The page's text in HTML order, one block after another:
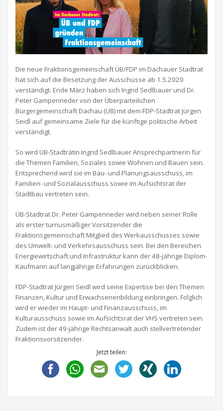
Die neue Fraktionsgemeinschaft ÜB/FDP im Dachauer Stadtrat
hat sich auf die Besetzung der Ausschüsse ab 1.5.2020
verständigt. Ende März haben sich Ingrid Sedlbauer und Dr.
Peter Gampenrieder von der Überparteilichen
Bürgergemeinschaft Dachau (ÜB) mit dem FDP-Stadtrat Jürgen
Seidl auf gemeinsame Ziele für die künftige politische Arbeit
verständigt.
So wird ÜB-Stadträtin Ingrid Sedlbauer Ansprechpartnerin für
die Themen Familien, Soziales sowie Wohnen und Bauen sein.
Entsprechend wird sie im Bau- und Planungsausschuss, im
Familien- und Sozialausschuss sowie im Aufsichtsrat der
Stadtbau vertreten sein.
ÜB-Stadtrat Dr. Peter Gampenrieder wird neben seiner Rolle
als erster turnusmäßiger Vorsitzender die
Fraktionsgemeinschaft Mitglied des Werkausschusses sowie
des Umwelt- und Verkehrsausschuss sein. Bei den Bereichen
Energiewirtschaft und Infrastruktur kann der 48-jährige Diplom-
Kaufmann auf langjährige Erfahrungen zurückblicken.
FDP-Stadtrat Jürgen Seidl wird seine Expertise bei den Themen
Finanzen, Kultur und Erwachsenenbildung einbringen. Folglich
wird er wieder im Haupt- und Finanzausschuss, im
Kulturausschuss sowie im Aufsichtsrat der VHS vertreten sein.
Zudem ist der 49-jährige Rechtsanwalt auch stellvertretender
Fraktionsvorsitzender.
Jetzt teilen: